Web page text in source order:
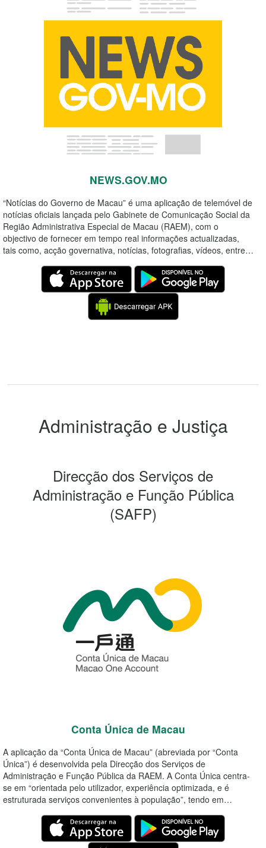
NEWS.GOV.MO
“Notícias do Governo de Macau” é uma aplicação de telemóvel de
notícias oficiais lançada pelo Gabinete de Comunicação Social da
Região Administrativa Especial de Macau (RAEM), com o
objectivo de fornecer em tempo real informações actualizadas,
tais como, acção governativa, notícias, fotografias, vídeos, entre…
Administração e Justiça
Direcção dos Serviços de
Administração e Função Pública
(SAFP)
Conta Única de Macau
A aplicação da “Conta Única de Macau” (abreviada por “Conta
Única”) é desenvolvida pela Direcção dos Serviços de
Administração e Função Pública da RAEM. A Conta Única centra-
se em “orientada pelo utilizador, experiência optimizada, e é
estruturada serviços convenientes à população”, tendo em…